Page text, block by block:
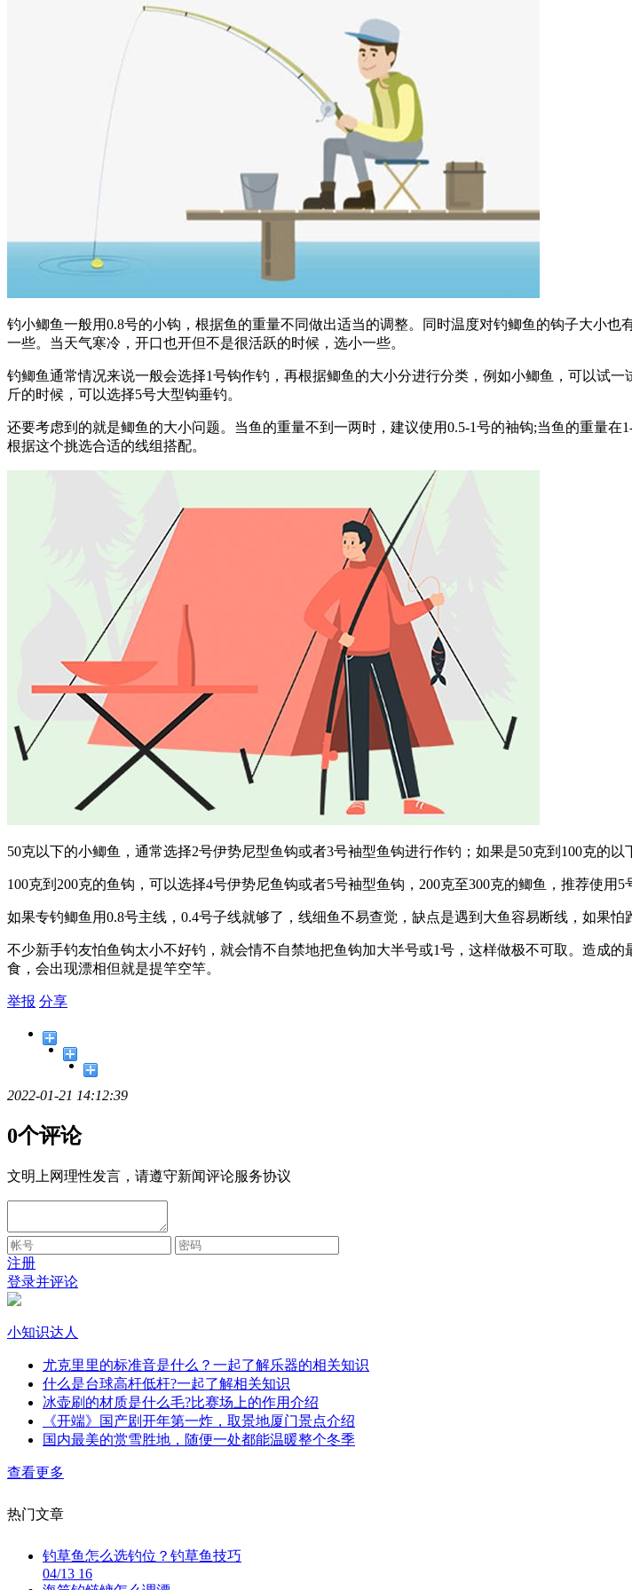
钓小鲫鱼一般用0.8号的小钩，根据鱼的重量不同做出适当的调整。同时温度对钓鲫鱼的钩子大小
一些。当天气寒冷，开口也开但不是很活跃的时候，选小一些。
钓鲫鱼通常情况来说一般会选择1号钩作钓，再根据鲫鱼的大小分进行分类，例如小鲫鱼，可以试
斤的时候，可以选择5号大型钩垂钓。
还要考虑到的就是鲫鱼的大小问题。当鱼的重量不到一两时，建议使用0.5-1号的袖钩;当鱼的重量
根据这个挑选合适的线组搭配。
50克以下的小鲫鱼，通常选择2号伊势尼型鱼钩或者3号袖型鱼钩进行作钓；如果是50克到100克的以
100克到200克的鱼钩，可以选择4号伊势尼鱼钩或者5号袖型鱼钩，200克至300克的鲫鱼，推荐使用
如果专钓鲫鱼用0.8号主线，0.4号子线就够了，线细鱼不易查觉，缺点是遇到大鱼容易断线，如果
不少新手钓友怕鱼钩太小不好钓，就会情不自禁地把鱼钩加大半号或1号，这样做极不可取。造成
食，会出现漂相但就是提竿空竿。
举报 分享
2022-01-21 14:12:39
0个评论
文明上网理性发言，请遵守新闻评论服务协议
注册
登录并评论
小知识达人
尤克里里的标准音是什么？一起了解乐器的相关知识
什么是台球高杆低杆?一起了解相关知识
冰壶刷的材质是什么毛?比赛场上的作用介绍
《开端》国产剧开年第一炸，取景地厦门景点介绍
国内最美的赏雪胜地，随便一处都能温暖整个冬季
查看更多
热门文章
钓草鱼怎么选钓位？钓草鱼技巧
04/13 16